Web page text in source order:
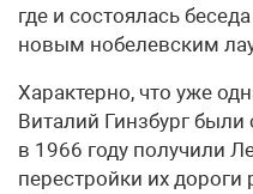
где и состоялась
новым нобелевским
Характерно, что уже
Виталий Гинзбург
в 1966 году получили
перестройки их